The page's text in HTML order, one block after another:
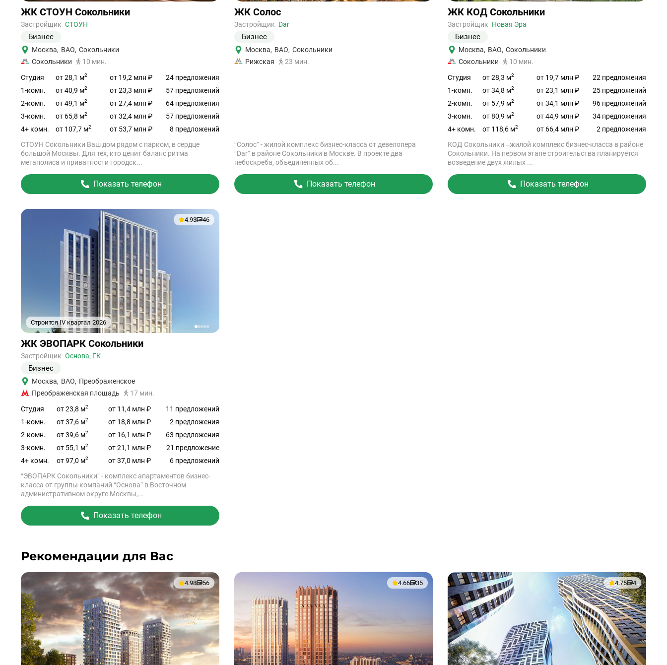
Ссылка
на
объект
ЖК СТОУН Сокольники
Застройщик СТОУН
Бизнес
Москва, ВАО, Сокольники
Сокольники
10 мин.
Студия от 28,1 м2 от 19,2 млн ₽
24 предложения
1-комн.
от 40,9 м2 от 23,3 млн ₽
57 предложений
2-комн.
от 49,1 м2 от 27,4 млн ₽
64 предложения
3-комн.
от 65,8 м2 от 32,4 млн ₽
57 предложений
4+ комн.
от 107,7 м2 от 53,7 млн ₽
8 предложений
СТОУН Сокольники Ваш дом рядом с парком, в сердце
большой Москвы. Для тех, кто ценит баланс ритма
мегаполиса и приватности городск...
Показать телефон
Ссылка
на
объект
ЖК Солос
Застройщик Dar
Бизнес
Москва, ВАО, Сокольники
Рижская
23 мин.
“Солос” - жилой комплекс бизнес-класса от девелопера
“Dar” в районе Сокольники в Москве. В проекте два
небоскреба, объединенных об...
Показать телефон
Ссылка
на
объект
ЖК КОД Сокольники
Застройщик Новая Эра
Бизнес
Москва, ВАО, Сокольники
Сокольники
10 мин.
Студия от 28,3 м2 от 19,7 млн ₽
22 предложения
1-комн.
от 34,8 м2 от 23,1 млн ₽
25 предложений
2-комн.
от 57,9 м2 от 34,1 млн ₽
96 предложений
3-комн.
от 80,9 м2 от 44,9 млн ₽
34 предложения
4+ комн.
от 118,6 м2 от 66,4 млн ₽
2 предложения
КОД Сокольники –жилой комплекс бизнес-класса в районе
Сокольники. На первом этапе строительства планируется
возведение двух жилых ...
Показать телефон
Строится IV квартал 2026
4.93 46
12345
Ссылка
на
объект
ЖК ЭВОПАРК Сокольники
Застройщик Основа, ГК
Бизнес
Москва, ВАО, Преображенское
Преображенская площадь
17 мин.
Студия от 23,8 м2 от 11,4 млн ₽
11 предложений
1-комн.
от 37,6 м2 от 18,8 млн ₽
2 предложения
2-комн.
от 39,6 м2 от 16,1 млн ₽
63 предложения
3-комн.
от 55,1 м2 от 21,1 млн ₽
21 предложение
4+ комн.
от 97,0 м2 от 37,0 млн ₽
6 предложений
“ЭВОПАРК Сокольники” - комплекс апартаментов бизнес-
класса от группы компаний “Основа” в Восточном
административном округе Москвы,...
Показать телефон
Рекомендации для Вас
4.98 56 4.66 35 4.75 4